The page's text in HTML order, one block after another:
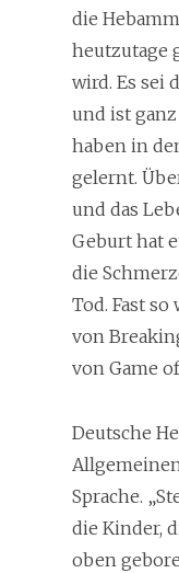
die
heutzutage
wird. Es sei
und ist
haben in
gelernt.
und das
Geburt hat
die
Tod. Fast
von
von Game
Deutsche
Sprache.
die Kinder,
oben